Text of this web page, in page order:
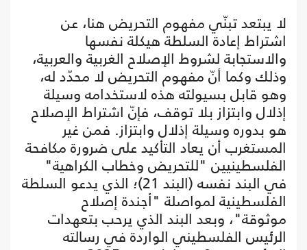
لا يبتعد تبنّي مفهوم التحريض هنا، عن
اشتراط إعادة السلطة هيكلة نفسها
والاستجابة لشروط الإصلاح الغربية والعربية،
وذلك وكما أنّ مفهوم التحريض لا محدّد له،
وهو قابل بسيولته هذه لاستخدامه وسيلة
إذلال وابتزاز بلا توقف، فإنّ اشتراط الإصلاح
هو بدوره وسيلة إذلال وابتزاز. فمن غير
المستغرب أن يعاد التأكيد على ضرورة مكافحة
الفلسطينيين "للتحريض وخطاب الكراهية"
في البند نفسه (البند 21)؛ الذي يدعو السلطة
الفلسطينية لمواصلة "أجندة إصلاح
موثوقة"، وبعد البند الذي يرحب بتعهدات
الرئيس الفلسطيني الواردة في رسالته